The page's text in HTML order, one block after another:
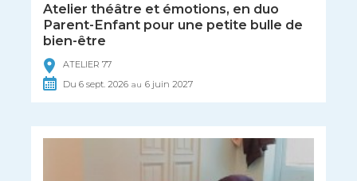
Atelier théâtre et émotions, en duo
Parent-Enfant pour une petite bulle de
bien-être
ATELIER 77
Du6sept. 2026 au 6 juin 2027